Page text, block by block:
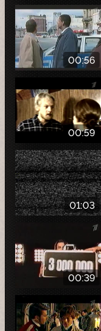
00:56
00:59
01:03
00:39